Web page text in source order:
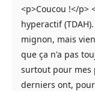
<p>Coucou !</p>
hyperactif
mignon, mais
que ça n'a pas
surtout pour mes
derniers ont,